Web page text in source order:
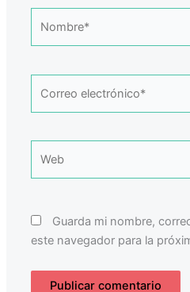
electrónico*
Guarda mi nombre,
este navegador para la